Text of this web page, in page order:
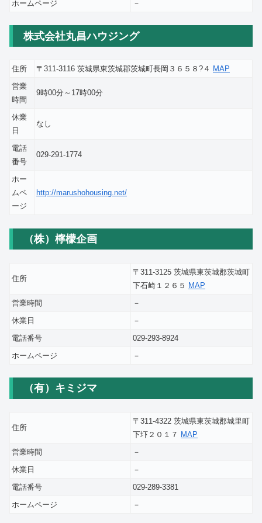
ホームページ －
株式会社丸昌ハウジング
住所 〒311-3116 茨城県東茨城郡茨城町長岡３６５８?４ MAP
営業
時間
9時00分～17時00分
休業
日
なし
電話
番号
029-291-1774
ホー
ムペ
ージ
http://marushohousing.net/
（株）檸檬企画
住所
〒311-3125 茨城県東茨城郡茨城町
下石崎１２６５ MAP
営業時間
－
休業日
－
電話番号
029-293-8924
ホームページ
－
（有）キミジマ
住所
〒311-4322 茨城県東茨城郡城里町
下圷２０１７ MAP
営業時間
－
休業日
－
電話番号
029-289-3381
ホームページ
－